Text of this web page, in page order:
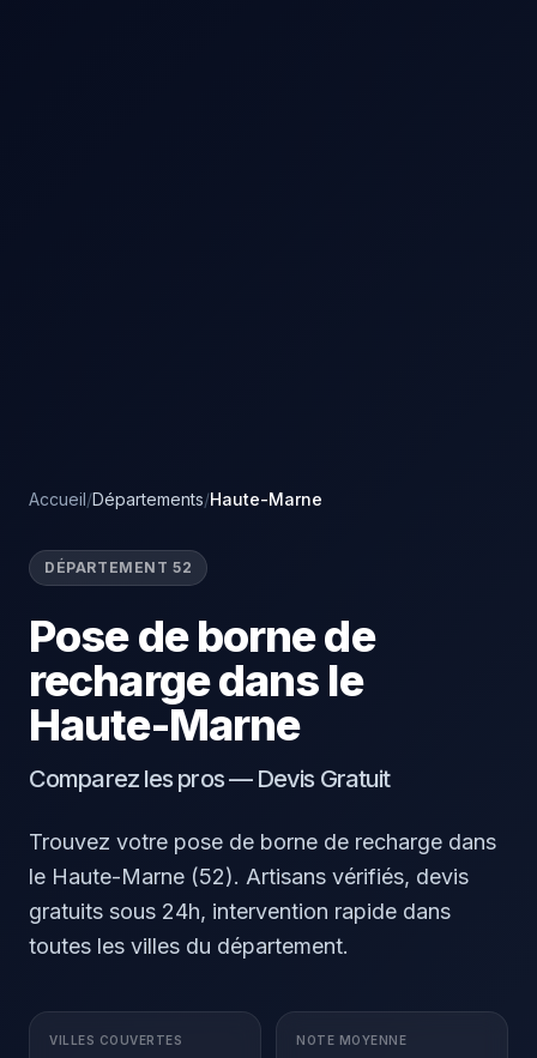
Accueil/Départements/Haute-Marne
DÉPARTEMENT 52
Pose de borne de
recharge dans le
Haute-Marne
Comparez les pros — Devis Gratuit
Trouvez votre pose de borne de recharge dans
le Haute-Marne (52). Artisans vérifiés, devis
gratuits sous 24h, intervention rapide dans
toutes les villes du département.
VILLES COUVERTES NOTE MOYENNE